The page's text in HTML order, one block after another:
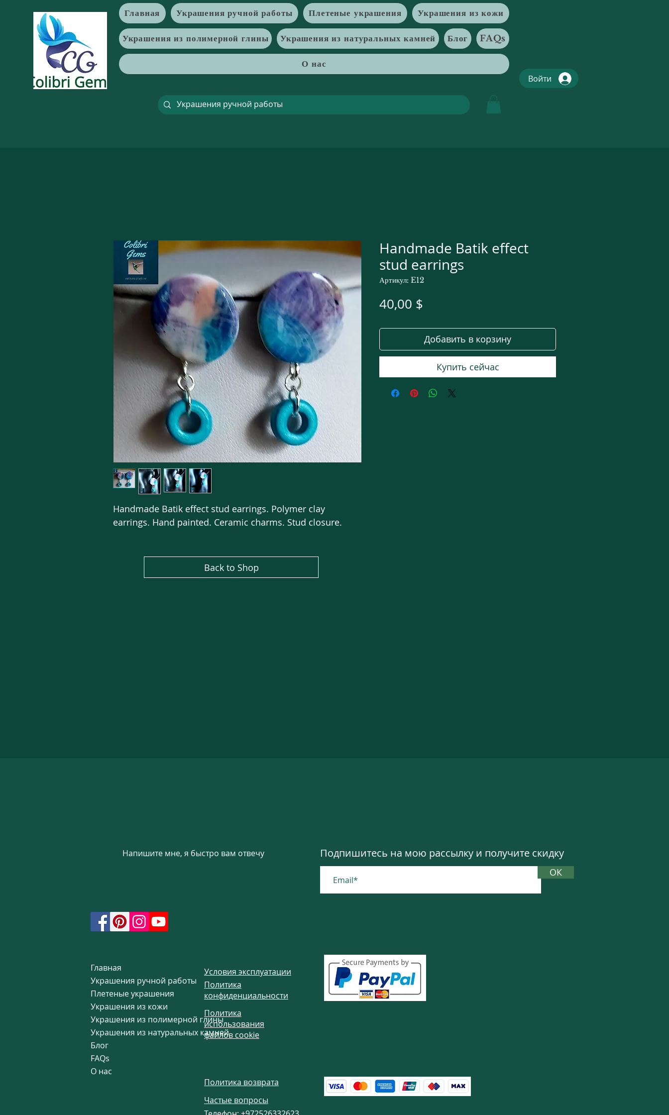
Главная Украшения ручной работы Плетеные украшения Украшения из кожи
Украшения из полимерной глины Украшения из натуральных камней Блог FAQs
О нас
Войти
Handmade Batik effect stud earrings. Polymer clay
earrings. Hand painted. Ceramic charms. Stud closure.
Handmade Batik effect
stud earrings
Артикул: E12
40,00 $
Добавить в корзину
Купить сейчас
Back to Shop
Напишите мне, я быстро вам отвечу Подпишитесь на мою рассылку и получите скидку
ОК
Главная
Украшения ручной работы
Плетеные украшения
Украшения из кожи
Украшения из полимерной глины
Украшения из натуральных камней
Блог
FAQs
О нас
Условия эксплуатации
Политика
конфиденциальности
Политика
использования
файлов cookie
Политика возврата
Частые вопросы